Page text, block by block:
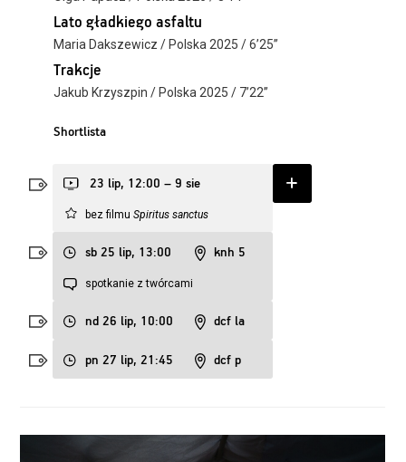
Lato gładkiego asfaltu
Maria Dakszewicz / Polska 2025 / 6’25’’
Trakcje
Jakub Krzyszpin / Polska 2025 / 7’22’’
Shortlista
sb 25 lip, 13:00 knh 5
spotkanie z twórcami
nd 26 lip, 10:00 dcf la
pn 27 lip, 21:45 dcf p
23 lip, 12:00 – 9 sie
bez filmuSpiritus sanctus